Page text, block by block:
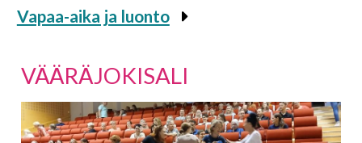
here:
You
Vapaa-aika ja luonto
VÄÄRÄJOKISALI